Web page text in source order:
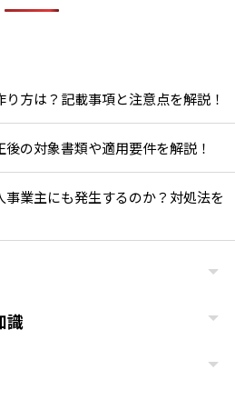
方は？記載事項と注意点を解説！
の対象書類や適用要件を解説！
業主にも発生するのか？対処法を
識